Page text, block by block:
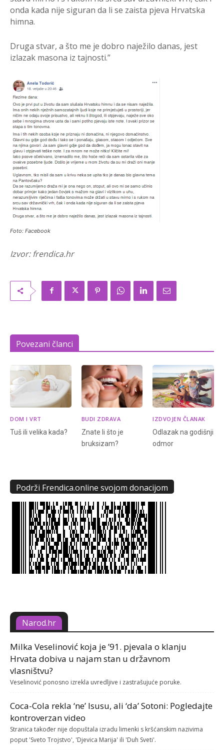
onda kada nije siguran da li se zaista pjeva Hrvatska
himna.
Druga stvar, a što me je dobro naježilo danas, jest
izlazak masona iz tajnosti.”
Foto: Facebook
Izvor: frendica.hr
Povezani članci
DOM I VRT
Tuš ili velika kada?
BUDI ZDRAVA
Znate li što je
bruksizam?
IZDVOJEN ČLANAK
Odlazak na godišnji
odmor
Podrži Frendica.online svojom donacijom
Narod.hr
Milka Veselinović koja je ’91. pjevala o klanju
Hrvata dobiva u najam stan u državnom
vlasništvu?
Veselinović ponosno izrekla uvredljive i zastrašujuće poruke.
Coca-Cola rekla ‘ne’ Isusu, ali ‘da’ Sotoni: Pogledajte
kontroverzan video
Stranica također nije dopuštala izradu limenki s kršćanskim nazivima
poput 'Sveto Trojstvo', 'Djevica Marija' ili 'Duh Sveti'.